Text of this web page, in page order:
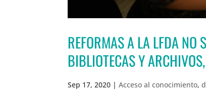
REFORMAS A LA LFDA NO
BIBLIOTECAS Y
Sep 17, 2020 |Acceso al conocimiento,